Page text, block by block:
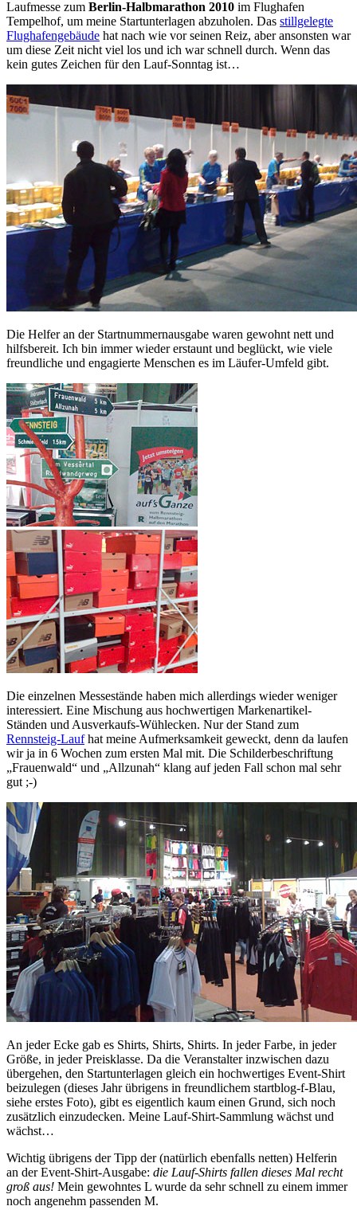
Laufmesse zum Berlin-Halbmarathon 2010 im Flughafen
Tempelhof, um meine Startunterlagen abzuholen. Das stillgelegte
Flughafengebäude hat nach wie vor seinen Reiz, aber ansonsten war
um diese Zeit nicht viel los und ich war schnell durch. Wenn das
kein gutes Zeichen für den Lauf-Sonntag ist…
Die Helfer an der Startnummernausgabe waren gewohnt nett und
hilfsbereit. Ich bin immer wieder erstaunt und beglückt, wie viele
freundliche und engagierte Menschen es im Läufer-Umfeld gibt.
Die einzelnen Messestände haben mich allerdings wieder weniger
interessiert. Eine Mischung aus hochwertigen Markenartikel-
Ständen und Ausverkaufs-Wühlecken. Nur der Stand zum
Rennsteig-Laufhat meine Aufmerksamkeit geweckt, denn da laufen
wir ja in 6 Wochen zum ersten Mal mit. Die Schilderbeschriftung
„Frauenwald“ und „Allzunah“ klang auf jeden Fall schon mal sehr
gut ;-)
An jeder Ecke gab es Shirts, Shirts, Shirts. In jeder Farbe, in jeder
Größe, in jeder Preisklasse. Da die Veranstalter inzwischen dazu
übergehen, den Startunterlagen gleich ein hochwertiges Event-Shirt
beizulegen (dieses Jahr übrigens in freundlichem startblog-f-Blau,
siehe erstes Foto), gibt es eigentlich kaum einen Grund, sich noch
zusätzlich einzudecken. Meine Lauf-Shirt-Sammlung wächst und
wächst…
Wichtig übrigens der Tipp der (natürlich ebenfalls netten) Helferin
an der Event-Shirt-Ausgabe: die Lauf-Shirts fallen dieses Mal recht
groß aus! Mein gewohntes L wurde da sehr schnell zu einem immer
noch angenehm passenden M.